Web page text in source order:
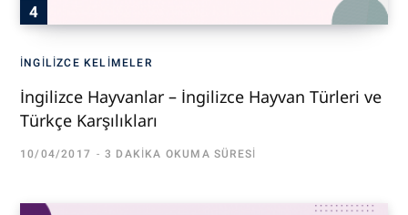
İNGILIZCE KELIMELER
İngilizce Hayvanlar – İngilizce Hayvan Türleri ve
Türkçe Karşılıkları
10/04/2017 3 DAKIKA OKUMA SÜRESI